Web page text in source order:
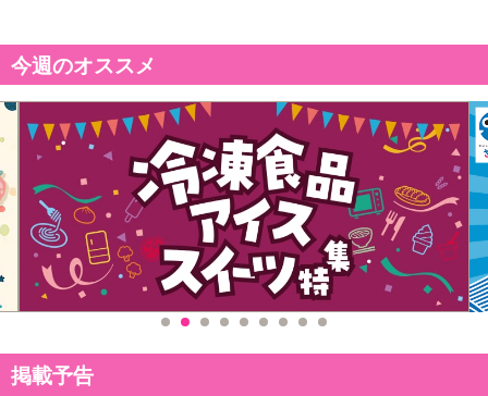
今週のオススメ
掲載予告